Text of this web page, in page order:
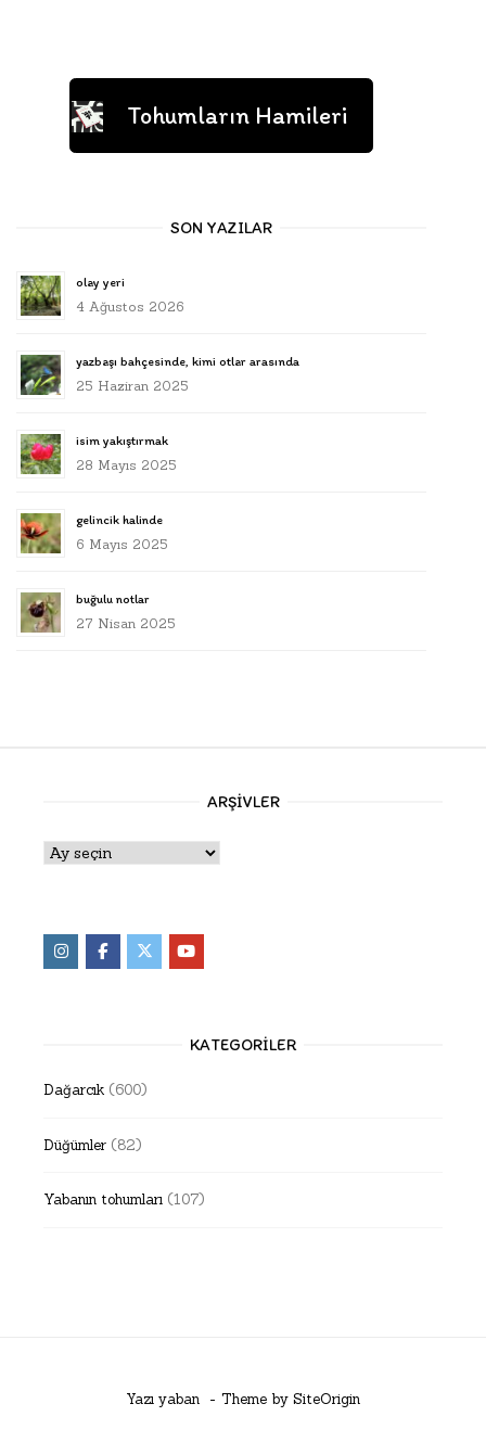
Tohumların Hamileri
SON YAZILAR
olay yeri
4 Ağustos 2026
yazbaşı bahçesinde, kimi otlar arasında
25 Haziran 2025
isim yakıştırmak
28 Mayıs 2025
gelincik halinde
6 Mayıs 2025
buğulu notlar
27 Nisan 2025
ARŞIVLER
Arşivler
KATEGORILER
Dağarcık (600)
Düğümler (82)
Yabanın tohumları (107)
Yazı yaban Theme by SiteOrigin